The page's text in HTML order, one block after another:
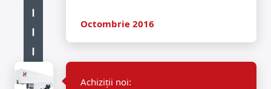
Octombrie 2016
Achiziții noi: